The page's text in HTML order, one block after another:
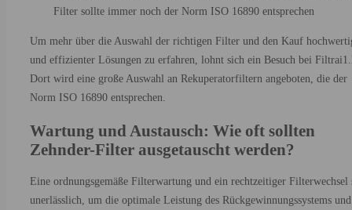
Filter sollte immer noch der Norm ISO 16890 entsprechen
Um mehr über die Auswahl der richtigen Filter und den Kauf
und effizienter Lösungen zu erfahren, lohnt sich ein Besuch bei
Dort wird eine große Auswahl an Rekuperatorfiltern angeboten, die der
Norm ISO 16890 entsprechen.
Wartung und Austausch: Wie oft sollten
Zehnder-Filter ausgetauscht werden?
Eine ordnungsgemäße Filterwartung und ein rechtzeitiger Filterwechsel
unerlässlich, um die optimale Leistung des Rückgewinnungssystems und